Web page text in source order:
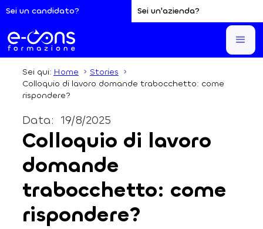
Sei un candidato? Sei un'azienda?
Sei qui: Home
Stories
Colloquio di lavoro domande trabocchetto: come
rispondere?
19/8/2025
Data:
Colloquio di lavoro
domande
trabocchetto: come
rispondere?